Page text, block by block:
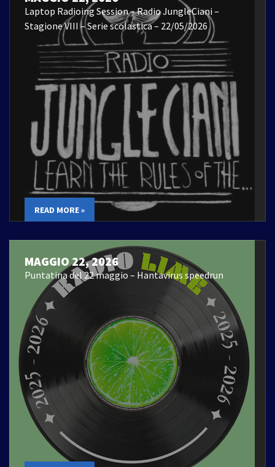
Laptop Radioing Session – Radio JungleCiani –
Stagione VIII – Serie scolastica – 22/05/2026
READ MORE »
MAGGIO 22, 2026
Puntatina del 22 maggio – Hantavirus speedrun